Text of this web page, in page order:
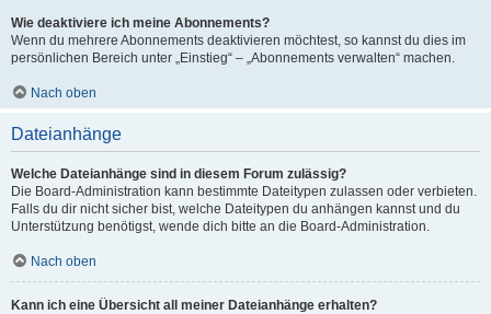
Wie deaktiviere ich meine Abonnements?
Wenn du mehrere Abonnements deaktivieren möchtest, so kannst du dies im
persönlichen Bereich unter „Einstieg“ – „Abonnements verwalten“ machen.
Nach oben
Dateianhänge
Welche Dateianhänge sind in diesem Forum zulässig?
Die Board-Administration kann bestimmte Dateitypen zulassen oder verbieten.
Falls du dir nicht sicher bist, welche Dateitypen du anhängen kannst und du
Unterstützung benötigst, wende dich bitte an die Board-Administration.
Nach oben
Kann ich eine Übersicht all meiner Dateianhänge erhalten?